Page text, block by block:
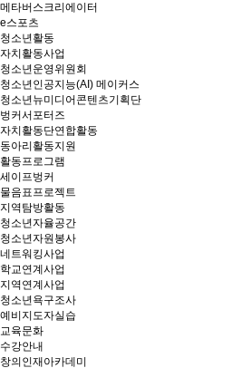
메타버스크리에이터
e스포츠
청소년활동
자치활동사업
청소년운영위원회
청소년인공지능(AI) 메이커스
청소년뉴미디어콘텐츠기획단
벙커서포터즈
자치활동단연합활동
동아리활동지원
활동프로그램
세이프벙커
물음표프로젝트
지역탐방활동
청소년자율공간
청소년자원봉사
네트워킹사업
학교연계사업
지역연계사업
청소년욕구조사
예비지도자실습
교육문화
수강안내
창의인재아카데미